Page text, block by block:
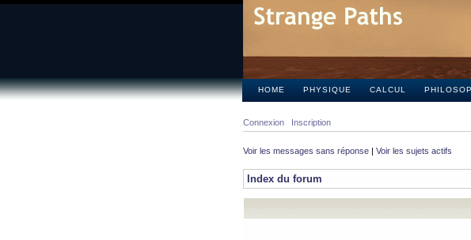
HOME PHYSIQUE CALCUL
Connexion Inscription
Voir les messages sans réponse | Voir les sujets actifs
Index du forum